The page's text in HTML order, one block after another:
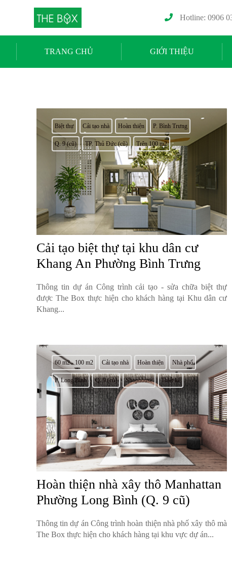
Hotline: 0906
TRANG CHỦ
GIỚI THIỆU
Biệt thự Cải tạo nhà Hoàn thiện P. Bình Trưng
Q. 9 (cũ) TP. Thủ Đức (cũ) Trên 100 m2
Cải tạo biệt thự tại khu dân cư
Khang An Phường Bình Trưng
Thông tin dự án Công trình cải tạo - sửa chữa biệt thự
được The Box thực hiện cho khách hàng tại Khu dân cư
Khang...
60 m2 - 100 m2 Cải tạo nhà Hoàn thiện Nhà phố
P. Long Bình Q. 9 (cũ) Shophouse Thiết kế
Hoàn thiện nhà xây thô Manhattan
Phường Long Bình (Q. 9 cũ)
Thông tin dự án Công trình hoàn thiện nhà phố xây thô mà
The Box thực hiện cho khách hàng tại khu vực dự án...